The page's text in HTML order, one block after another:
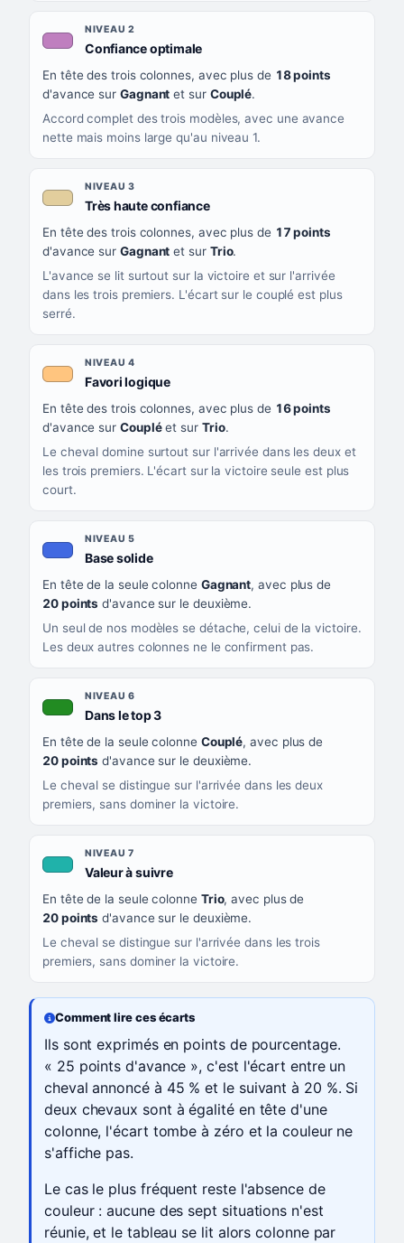
NIVEAU 2
Confiance optimale, couleur mauve
En tête des trois colonnes, avec plus de 18 points
d'avance sur Gagnant et sur Couplé.
Accord complet des trois modèles, avec une avance
nette mais moins large qu'au niveau 1.
NIVEAU 3
Très haute confiance, couleur beige
En tête des trois colonnes, avec plus de 17 points
d'avance sur Gagnant et sur Trio.
L'avance se lit surtout sur la victoire et sur l'arrivée
dans les trois premiers. L'écart sur le couplé est plus
serré.
NIVEAU 4
Favori logique, couleur orange clair
En tête des trois colonnes, avec plus de 16 points
d'avance sur Coupléet sur Trio.
Le cheval domine surtout sur l'arrivée dans les deux et
les trois premiers. L'écart sur la victoire seule est plus
court.
NIVEAU 5
Base solide, couleur bleu roi
En tête de la seule colonne Gagnant, avec plus de
20 points d'avance sur le deuxième.
Un seul de nos modèles se détache, celui de la victoire.
Les deux autres colonnes ne le confirment pas.
NIVEAU 6
Dans le top 3, couleur verte
En tête de la seule colonne Couplé, avec plus de
20 points d'avance sur le deuxième.
Le cheval se distingue sur l'arrivée dans les deux
premiers, sans dominer la victoire.
NIVEAU 7
Valeur à suivre, couleur turquoise
En tête de la seule colonne Trio, avec plus de
20 points d'avance sur le deuxième.
Le cheval se distingue sur l'arrivée dans les trois
premiers, sans dominer la victoire.
Comment lire ces écarts
Ils sont exprimés en points de pourcentage.
« 25 points d'avance », c'est l'écart entre un
cheval annoncé à 45 % et le suivant à 20 %. Si
deux chevaux sont à égalité en tête d'une
colonne, l'écart tombe à zéro et la couleur ne
s'affiche pas.
Le cas le plus fréquent reste l'absence de
couleur : aucune des sept situations n'est
réunie, et le tableau se lit alors colonne par